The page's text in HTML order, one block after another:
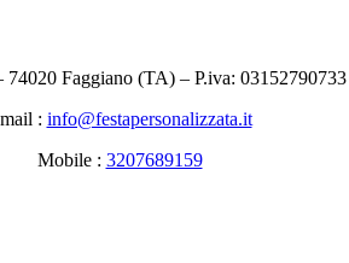
74020 Faggiano (TA) – P.iva: 03152790733
: info@festapersonalizzata.it
Mobile : 3207689159